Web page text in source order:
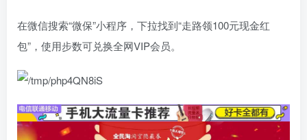
在微信搜索“微保”小程序，下拉找到“走路领100元现金红
包”，使用步数可兑换全网VIP会员。